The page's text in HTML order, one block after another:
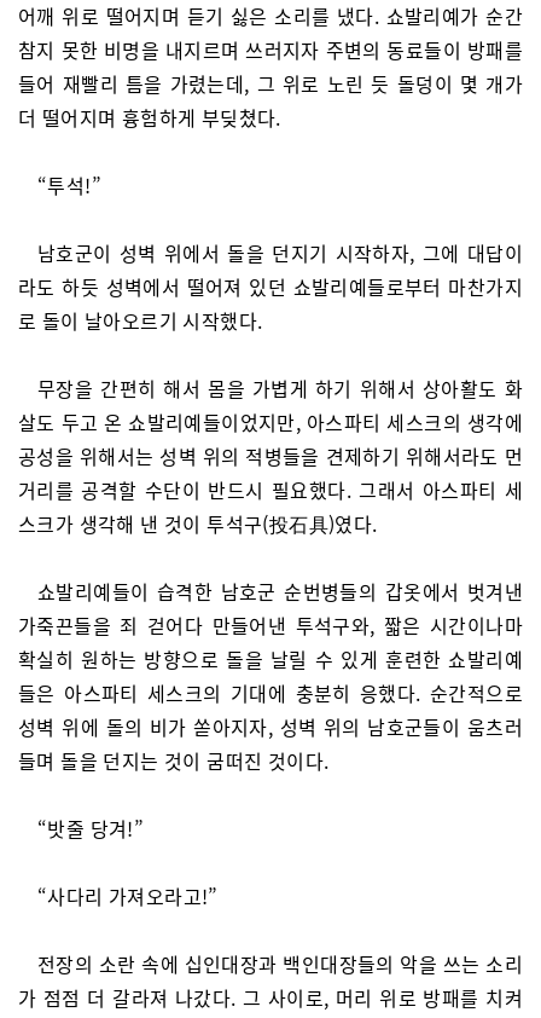
어깨 위로 떨어지며 듣기 싫은 소리를 냈다. 쇼발리예가 순간
참지 못한 비명을 내지르며 쓰러지자 주변의 동료들이 방패를
들어 재빨리 틈을 가렸는데, 그 위로 노린 듯 돌덩이 몇 개가
더 떨어지며 흉험하게 부딪쳤다.
“투석!”
남호군이 성벽 위에서 돌을 던지기 시작하자, 그에 대답이
라도 하듯 성벽에서 떨어져 있던 쇼발리예들로부터 마찬가지
로 돌이 날아오르기 시작했다.
무장을 간편히 해서 몸을 가볍게 하기 위해서 상아활도 화
살도 두고 온 쇼발리예들이었지만, 아스파티 세스크의 생각에
공성을 위해서는 성벽 위의 적병들을 견제하기 위해서라도 먼
거리를 공격할 수단이 반드시 필요했다. 그래서 아스파티 세
스크가 생각해 낸 것이 투석구(投石具)였다.
쇼발리예들이 습격한 남호군 순번병들의 갑옷에서 벗겨낸
가죽끈들을 죄 걷어다 만들어낸 투석구와, 짧은 시간이나마
확실히 원하는 방향으로 돌을 날릴 수 있게 훈련한 쇼발리예
들은 아스파티 세스크의 기대에 충분히 응했다. 순간적으로
성벽 위에 돌의 비가 쏟아지자, 성벽 위의 남호군들이 움츠러
들며 돌을 던지는 것이 굼떠진 것이다.
“밧줄 당겨!”
“사다리 가져오라고!”
전장의 소란 속에 십인대장과 백인대장들의 악을 쓰는 소리
가 점점 더 갈라져 나갔다. 그 사이로, 머리 위로 방패를 치켜